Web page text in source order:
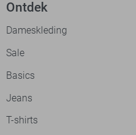
Ontdek
Dameskleding
Sale
Basics
Jeans
T-shirts